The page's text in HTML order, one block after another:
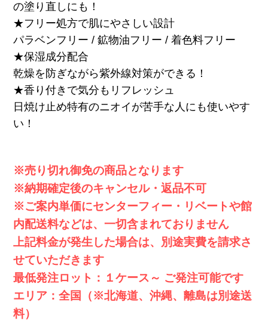
の塗り直しにも！
★フリー処方で肌にやさしい設計
パラベンフリー / 鉱物油フリー / 着色料フリー
★保湿成分配合
乾燥を防ぎながら紫外線対策ができる！
★香り付きで気分もリフレッシュ
日焼け止め特有のニオイが苦手な人にも使いやす
い！
※売り切れ御免の商品となります
※納期確定後のキャンセル・返品不可
※ご案内単価にセンターフィー・リベートや館
内配送料などは、一切含まれておりません
上記料金が発生した場合は、別途実費を請求さ
せていただきます
最低発注ロット：１ケース～ ご発注可能です
エリア：全国（※北海道、沖縄、離島は別途送
料）